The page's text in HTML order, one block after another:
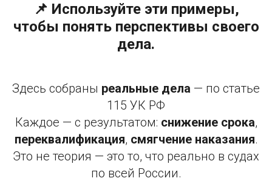
📌 Используйте эти примеры,
чтобы понять перспективы своего
дела.
Здесь собраны реальные дела — по статье
115 УК РФ
Каждое — с результатом: снижение срока,
переквалификация, смягчение наказания.
Это не теория — это то, что реально в судах
по всей России.